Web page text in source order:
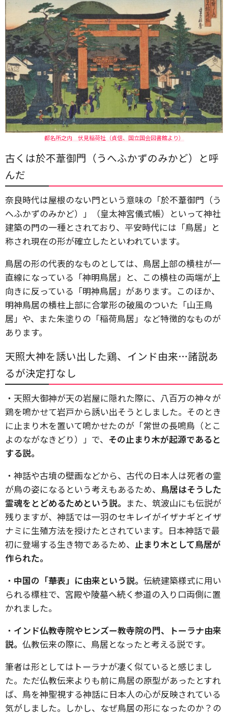
都名所之内 伏見稲荷社（貞信、国立国会図書館より）
古くは於不葦御門（うへふかずのみかど）と呼
んだ
奈良時代は屋根のない門という意味の「於不葦御門（う
へふかずのみかど）」（皇太神宮儀式帳）といって神社
建築の門の一種とされており、平安時代には「鳥居」と
称され現在の形が確立したといわれています。
鳥居の形の代表的なものとしては、鳥居上部の横柱が一
直線になっている「神明鳥居」と、この横柱の両端が上
向きに反っている「明神鳥居」があります。このほか、
明神鳥居の横柱上部に合掌形の破風のついた「山王鳥
居」や、また朱塗りの「稲荷鳥居」など特徴的なものが
あります。
天照大神を誘い出した鶏、インド由来…諸説あ
るが決定打なし
・天照大御神が天の岩屋に隠れた際に、八百万の神々が
鶏を鳴かせて岩戸から誘い出そうとしました。そのとき
に止まり木を置いて鳴かせたのが「常世の長鳴鳥（とこ
よのながなきどり）」で、 その止まり木が起源であると
する説。
・神話や古墳の壁画などから、古代の日本人は死者の霊
が鳥の姿になるという考えもあるため、 鳥居はそうした
霊魂をとどめるためという説。 また、筑波山にも伝説が
残りますが、神話では一羽のセキレイがイザナギとイザ
ナミに生殖方法を授けたとされています。日本神話で最
初に登場する生き物であるため、 止まり木として鳥居が
作られた。
・ 中国の「華表」に由来という説。 伝統建築様式に用い
られる標柱で、宮殿や陵墓へ続く参道の入り口両側に置
かれました。
・ インド仏教寺院やヒンズー教寺院の門、トーラナ由来
説。 仏教伝来の際に、鳥居となったと考える説です。
筆者は形としてはトーラナが凄く似ていると感じまし
た。ただ仏教伝来よりも前に鳥居の原型があったとすれ
ば、鳥を神聖視する神話に日本人の心が反映されている
気がしました。しかし、なぜ鳥居の形になったのか？の